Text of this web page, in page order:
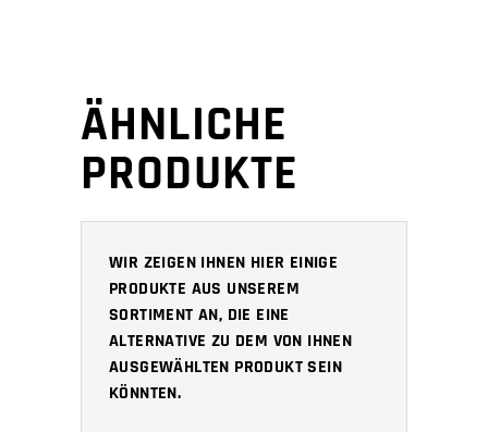
ÄHNLICHE
PRODUKTE
WIR ZEIGEN IHNEN HIER EINIGE
PRODUKTE AUS UNSEREM
SORTIMENT AN, DIE EINE
ALTERNATIVE ZU DEM VON IHNEN
AUSGEWÄHLTEN PRODUKT SEIN
KÖNNTEN.